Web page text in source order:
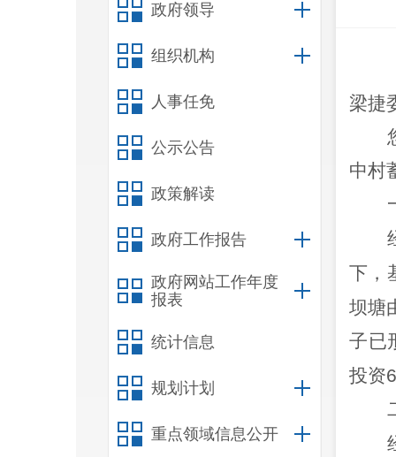
政府领导
组织机构
人事任免
公示公告
政策解读
政府工作报告
政府网站工作年度
报表
统计信息
规划计划
重点领域信息公开
梁捷
中村
下，
坝塘
子已
投资